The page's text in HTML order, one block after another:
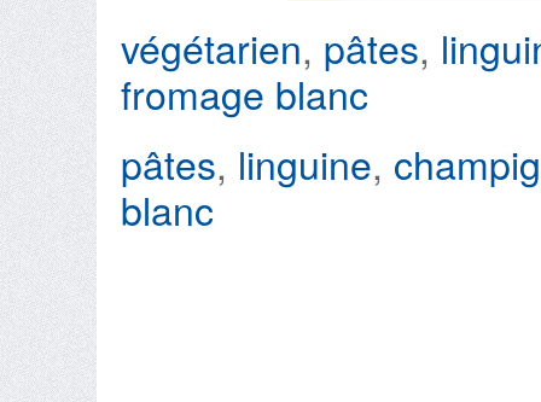
végétarien, pâtes,
fromage blanc
pâtes, linguine,
blanc